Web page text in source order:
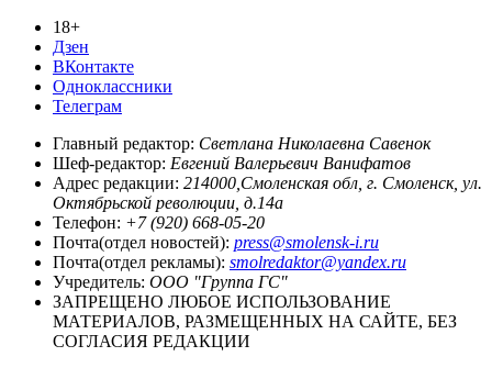
18+
Дзен
ВКонтакте
Одноклассники
Телеграм
Главный редактор: Светлана Николаевна Савенок
Шеф-редактор: Евгений Валерьевич Ванифатов
Адрес редакции: 214000,Смоленская обл, г. Смоленск, ул.
Октябрьской революции, д.14а
Телефон: +7 (920) 668-05-20
Почта(отдел новостей): press@smolensk-i.ru
Почта(отдел рекламы): smolredaktor@yandex.ru
Учредитель: ООО "Группа ГС"
ЗАПРЕЩЕНО ЛЮБОЕ ИСПОЛЬЗОВАНИЕ
МАТЕРИАЛОВ, РАЗМЕЩЕННЫХ НА САЙТЕ, БЕЗ
СОГЛАСИЯ РЕДАКЦИИ